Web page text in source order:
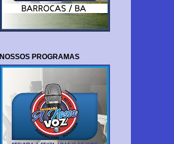
NOSSOS PROGRAMAS